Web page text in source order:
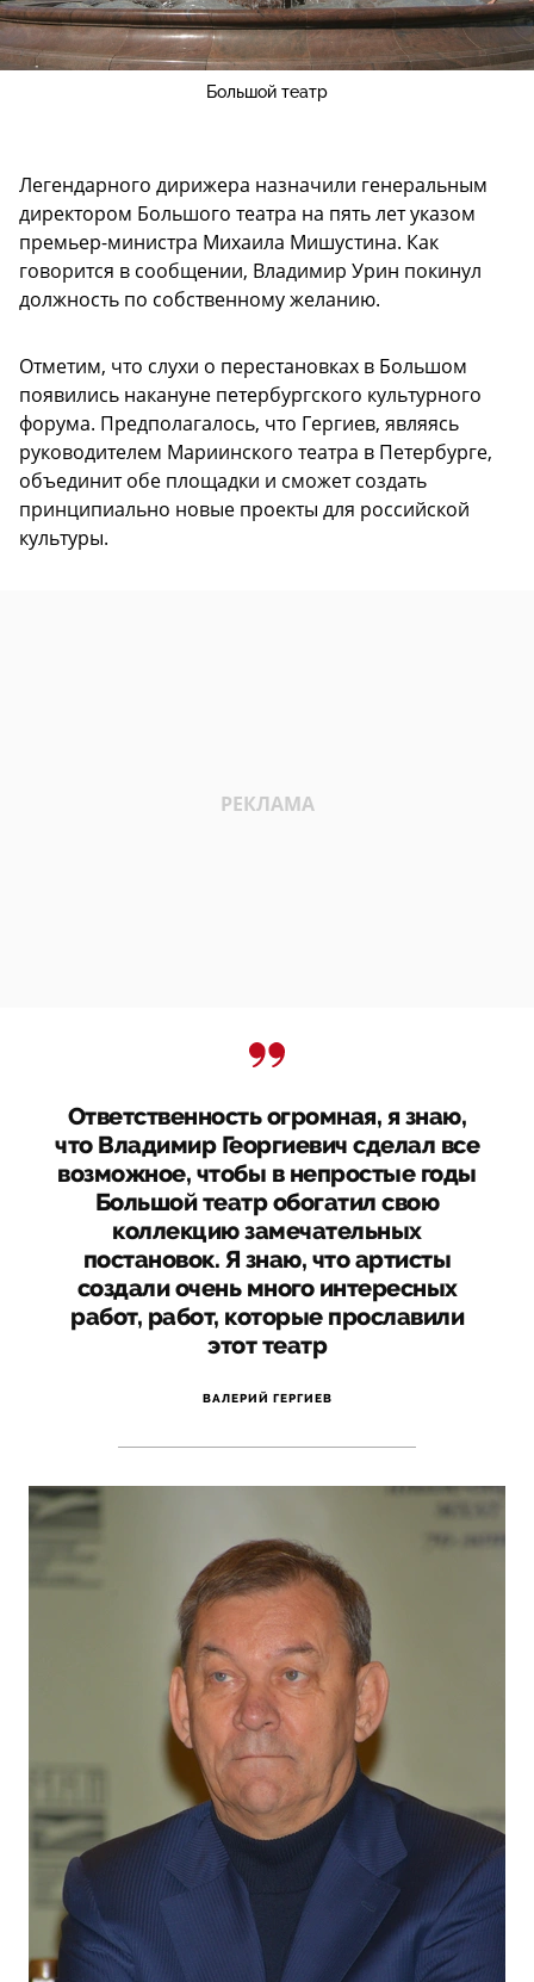
Большой театр
Легендарного дирижера назначили генеральным
директором Большого театра на пять лет указом
премьер-министра Михаила Мишустина. Как
говорится в сообщении, Владимир Урин покинул
должность по собственному желанию.
Отметим, что слухи о перестановках в Большом
появились накануне петербургского культурного
форума. Предполагалось, что Гергиев, являясь
руководителем Мариинского театра в Петербурге,
объединит обе площадки и сможет создать
принципиально новые проекты для российской
культуры.
Ответственность огромная, я знаю,
что Владимир Георгиевич сделал все
возможное, чтобы в непростые годы
Большой театр обогатил свою
коллекцию замечательных
постановок. Я знаю, что артисты
создали очень много интересных
работ, работ, которые прославили
этот театр
ВАЛЕРИЙ ГЕРГИЕВ